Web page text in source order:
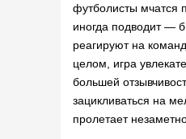
футболисты мчатся
иногда подводит —
реагируют на
целом, игра
большей
зацикливаться на
пролетает